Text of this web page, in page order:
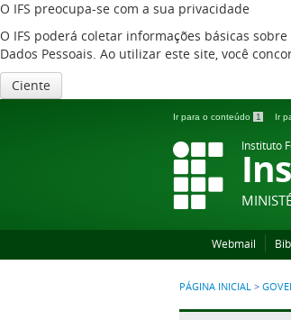
O IFS preocupa-se com a sua privacidade
O IFS poderá coletar informações básicas
Dados Pessoais. Ao utilizar este site, você
Ciente
Ir para o conteúdo 1 Ir
Instituto
Webmail
PÁGINA INICIAL >